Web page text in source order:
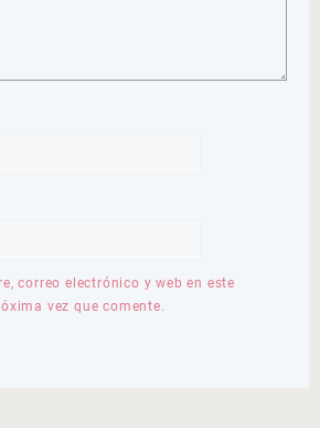
correo electrónico y web en este
vez que comente.